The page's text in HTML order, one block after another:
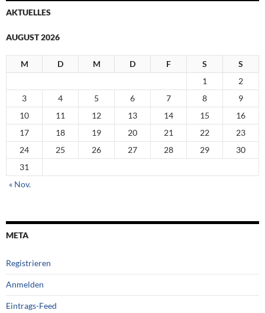
AKTUELLES
AUGUST 2026
M D M D F S
S
1
2
3
4 5 6 7 8
9
10
11 12 13 14 15
16
17
18 19 20 21 22
23
24
25 26 27 28 29
30
31
« Nov.
META
Registrieren
Anmelden
Eintrags-Feed